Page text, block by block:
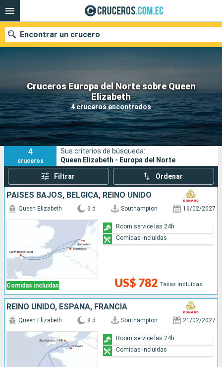
Cruceros Europa del Norte sobre Queen
Elizabeth
4 cruceros encontrados
Encontrar un crucero
Nuestros destinos
Fecha de salida
Puertos Compañías
Buscar
4
cruceros
Sus criterios de búsqueda:
Queen Elizabeth - Europa del Norte
Filtrar Ordenar
PAISES BAJOS, BÉLGICA, REINO UNIDO
Comidas incluidas
Queen Elizabeth 6 d Southampton 16/02/2027
US$ 782 Tasas incluidas
Room service las 24h
Comidas incluidas
REINO UNIDO, ESPAÑA, FRANCIA
Queen Elizabeth 8 d Southampton 21/02/2027
Room service las 24h
Comidas incluidas